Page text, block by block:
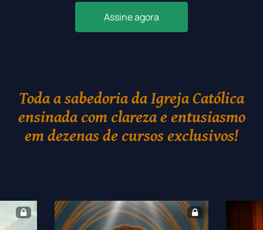
Assine agora
Toda a sabedoria da Igreja Católica
ensinada com clareza e entusiasmo
em dezenas de cursos exclusivos!